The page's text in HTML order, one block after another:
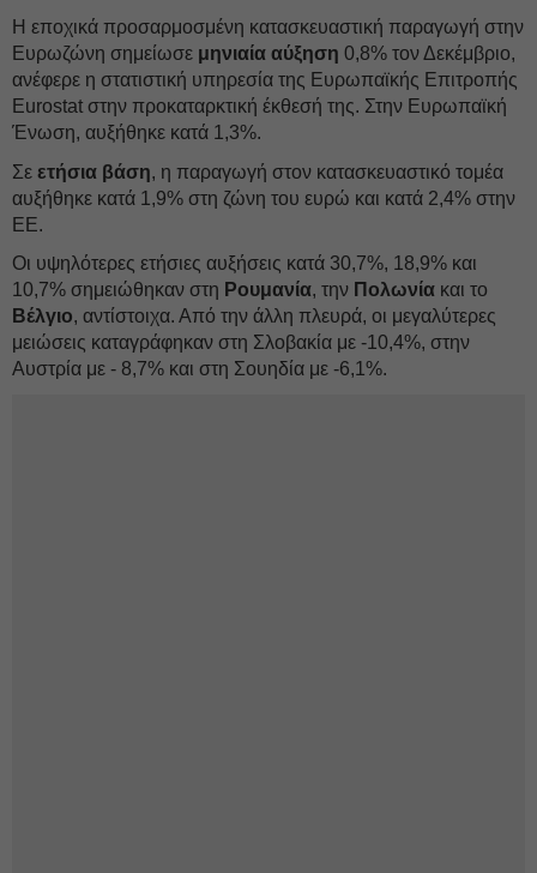
Η εποχικά προσαρμοσμένη κατασκευαστική παραγωγή στην
Ευρωζώνη σημείωσε μηνιαία αύξηση 0,8% τον Δεκέμβριο,
ανέφερε η στατιστική υπηρεσία της Ευρωπαϊκής Επιτροπής
Eurostat στην προκαταρκτική έκθεσή της. Στην Ευρωπαϊκή
Ένωση, αυξήθηκε κατά 1,3%.
Σε ετήσια βάση, η παραγωγή στον κατασκευαστικό τομέα
αυξήθηκε κατά 1,9% στη ζώνη του ευρώ και κατά 2,4% στην
ΕΕ.
Οι υψηλότερες ετήσιες αυξήσεις κατά 30,7%, 18,9% και
10,7% σημειώθηκαν στη Ρουμανία, την Πολωνία και το
Βέλγιο, αντίστοιχα. Από την άλλη πλευρά, οι μεγαλύτερες
μειώσεις καταγράφηκαν στη Σλοβακία με -10,4%, στην
Αυστρία με - 8,7% και στη Σουηδία με -6,1%.